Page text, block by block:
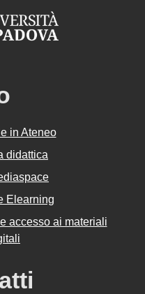
in Ateneo
didattica
Elearning
accesso ai materiali